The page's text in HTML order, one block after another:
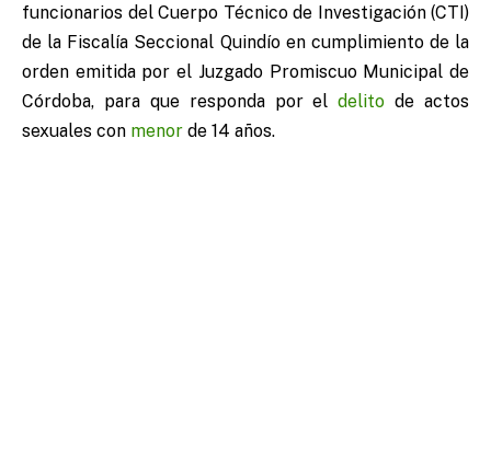
funcionarios del Cuerpo Técnico de Investigación (CTI)
de la Fiscalía Seccional Quindío en cumplimiento de la
orden emitida por el Juzgado Promiscuo Municipal de
Córdoba, para que responda por eldelito de actos
sexuales con menor de 14 años.